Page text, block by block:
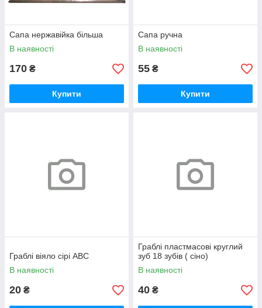
Сапа нержавійка більша
В наявності
170 ₴
Купити
Сапа ручна
В наявності
55 ₴
Купити
Граблі віяло сірі АВС
В наявності
20 ₴
Граблі пластмасові круглий
зуб 18 зубів ( сіно)
В наявності
40 ₴